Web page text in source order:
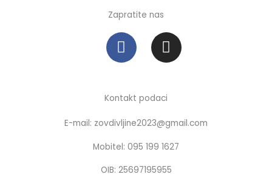
Zapratite nas
F
a
c
b
o
o
k
I
n
s
a
r
a
m
Kontakt podaci
E-mail: zovdivljine2023@gmail.com
Mobitel: 095 199 1627
OIB: 25697195955